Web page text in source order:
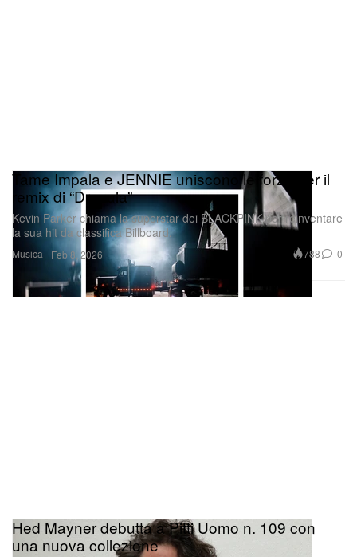
Musica
Tame Impala e JENNIE uniscono le forze per il
remix di “Dracula”
Kevin Parker chiama la superstar dei BLACKPINK per reinventare
la sua hit da classifica Billboard.
Feb 8, 2026 788 0
Hed Mayner debutta a Pitti Uomo n. 109 con
una nuova collezione